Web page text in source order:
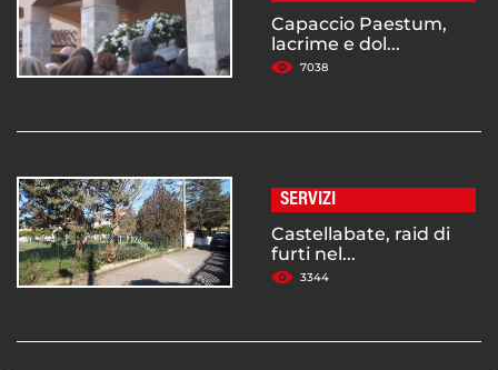
Capaccio Paestum,
lacrime e dol...
7038
SERVIZI
Castellabate, raid di
furti nel...
3344